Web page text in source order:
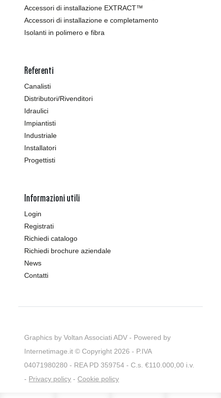
Accessori di installazione EXTRACT™
Accessori di installazione e completamento
Isolanti in polimero e fibra
Referenti
Canalisti
Distributori/Rivenditori
Idraulici
Impiantisti
Industriale
Installatori
Progettisti
Informazioni utili
Login
Registrati
Richiedi catalogo
Richiedi brochure aziendale
News
Contatti
Graphics by Voltan Associati ADV - Powered by
Internetimage.it © Copyright 2026 - P.IVA
04071980280 - REA PD 359754 - C.s. €110.000,00 i.v.
- Privacy policy -Cookie policy